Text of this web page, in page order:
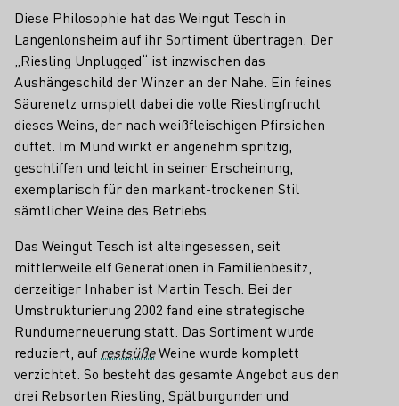
Diese Philosophie hat das Weingut Tesch in
Langenlonsheim auf ihr Sortiment übertragen. Der
„Riesling Unplugged“ ist inzwischen das
Aushängeschild der Winzer an der Nahe. Ein feines
Säurenetz umspielt dabei die volle Rieslingfrucht
dieses Weins, der nach weißfleischigen Pfirsichen
duftet. Im Mund wirkt er angenehm spritzig,
geschliffen und leicht in seiner Erscheinung,
exemplarisch für den markant-trockenen Stil
sämtlicher Weine des Betriebs.
Das Weingut Tesch ist alteingesessen, seit
mittlerweile elf Generationen in Familienbesitz,
derzeitiger Inhaber ist Martin Tesch. Bei der
Umstrukturierung 2002 fand eine strategische
Rundumerneuerung statt. Das Sortiment wurde
reduziert, auf restsüßeWeine wurde komplett
verzichtet. So besteht das gesamte Angebot aus den
drei Rebsorten Riesling, Spätburgunder und